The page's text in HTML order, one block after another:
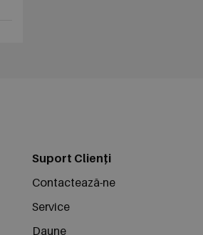
Suport Clienți
Contactează-ne
Service
Daune